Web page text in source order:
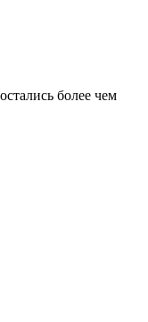
более чем